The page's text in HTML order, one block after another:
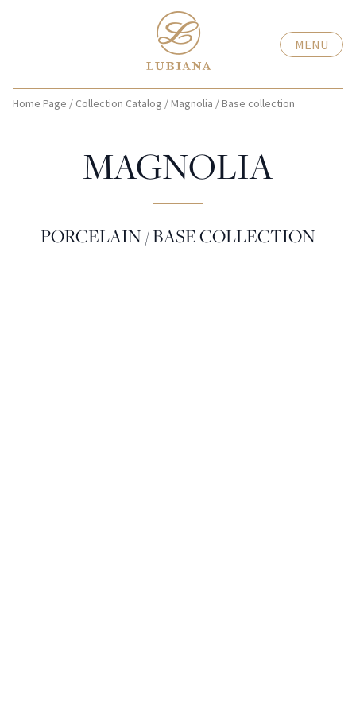
MENU
Home Page / Collection Catalog /Magnolia /Base collection
MAGNOLIA
PORCELAIN / BASE COLLECTION